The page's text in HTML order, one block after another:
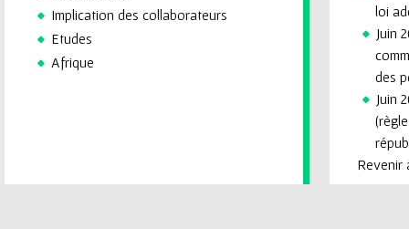
Implication des collaborateurs
Etudes
Afrique
loi
Juin
des
Juin
Revenir